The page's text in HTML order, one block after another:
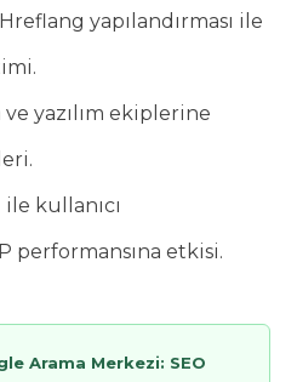
yapılandırması ile
yazılım ekiplerine
kullanıcı
performansına etkisi.
Arama Merkezi: SEO